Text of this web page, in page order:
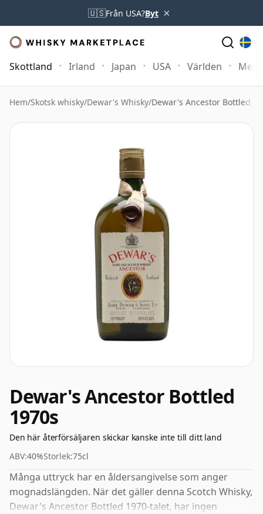
🇺🇸Från USA?Byt ×
Skottland Irland Japan USA Världen Mer
Hem/Skotsk whisky/Dewar's Whisky/Dewar's Ancestor Bottled
Dewar's Ancestor Bottled
1970s
Den här återförsäljaren skickar kanske inte till ditt land
ABV:40%Storlek:75cl
Många uttryck har en åldersangivelse som anger
mognadslängden. När det gäller denna Scotch Whisky,
Dewar's Ancestor Bottled 1970-talet, har ingen